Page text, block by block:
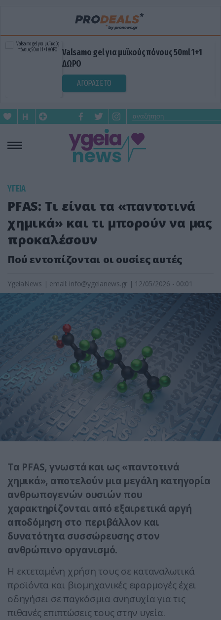
Valsamo gel για μυϊκούς πόνους 50ml 1+1
ΔΩΡΟ
ΑΓΟΡΑΣΕ ΤΟ
ΥΓΕΙΑ
PFAS: Τι είναι τα «παντοτινά
χημικά» και τι μπορούν να μας
προκαλέσουν
Πού εντοπίζονται οι ουσίες αυτές
YgeiaNews | email: info@ygeianews.gr | 12/05/2026 - 00:01
Τα PFAS, γνωστά και ως «παντοτινά
χημικά», αποτελούν μια μεγάλη κατηγορία
ανθρωπογενών ουσιών που
χαρακτηρίζονται από εξαιρετικά αργή
αποδόμηση στο περιβάλλον και
δυνατότητα συσσώρευσης στον
ανθρώπινο οργανισμό.
Η εκτεταμένη χρήση τους σε καταναλωτικά
προϊόντα και βιομηχανικές εφαρμογές έχει
οδηγήσει σε παγκόσμια ανησυχία για τις
πιθανές επιπτώσεις τους στην υγεία.